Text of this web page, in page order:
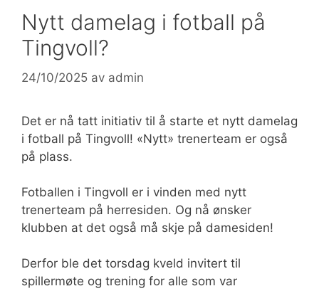
Nytt damelag i fotball på
Tingvoll?
24/10/2025 av admin
Det er nå tatt initiativ til å starte et nytt damelag
i fotball på Tingvoll! «Nytt» trenerteam er også
på plass.
Fotballen i Tingvoll er i vinden med nytt
trenerteam på herresiden. Og nå ønsker
klubben at det også må skje på damesiden!
Derfor ble det torsdag kveld invitert til
spillermøte og trening for alle som var